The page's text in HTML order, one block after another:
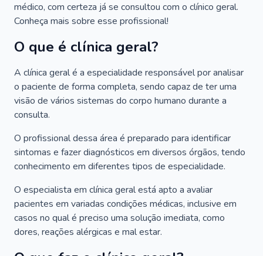
médico, com certeza já se consultou com o clínico geral.
Conheça mais sobre esse profissional!
O que é clínica geral?
A clínica geral é a especialidade responsável por analisar
o paciente de forma completa, sendo capaz de ter uma
visão de vários sistemas do corpo humano durante a
consulta.
O profissional dessa área é preparado para identificar
sintomas e fazer diagnósticos em diversos órgãos, tendo
conhecimento em diferentes tipos de especialidade.
O especialista em clínica geral está apto a avaliar
pacientes em variadas condições médicas, inclusive em
casos no qual é preciso uma solução imediata, como
dores, reações alérgicas e mal estar.